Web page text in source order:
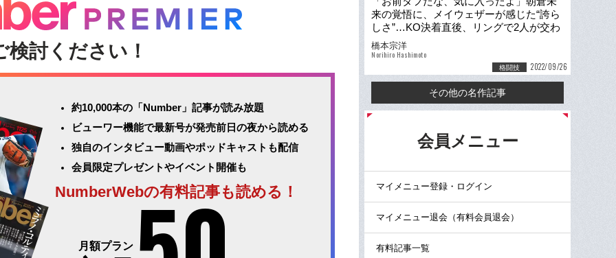
検討ください！
約10,000本の「Number」記事が読み放題
ビューワー機能で最新号が発売前日の夜から読める
独自のインタビュー動画やポッドキャストも配信
会員限定プレゼントやイベント開催も
NumberWebの有料記事も読める！
月額プラン
来の覚悟に、メイウェザーが感じた“誇ら
しさ”…KO決着直後、リングで2人が交わ
した言葉
橋本宗洋
Norihiro Hashimoto
格闘技 2022/09/26
その他の名作記事
会員メニュー
マイメニュー登録・ログイン
マイメニュー退会（有料会員退会）
有料記事一覧